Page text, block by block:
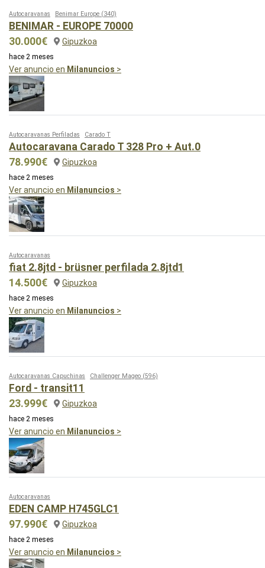
Autocaravanas Benimar Europe (340)
BENIMAR - EUROPE 70000
30.000€
Gipuzkoa
hace 2 meses
Ver anuncio en Milanuncios >
Autocaravanas Perfiladas Carado T
Autocaravana Carado T 328 Pro + Aut.0
78.990€
Gipuzkoa
hace 2 meses
Ver anuncio en Milanuncios >
Autocaravanas
fiat 2.8jtd - brüsner perfilada 2.8jtd1
14.500€
Gipuzkoa
hace 2 meses
Ver anuncio en Milanuncios >
Autocaravanas Capuchinas Challenger Mageo (596)
Ford - transit11
23.999€
Gipuzkoa
hace 2 meses
Ver anuncio en Milanuncios >
Autocaravanas
EDEN CAMP H745GLC1
97.990€
Gipuzkoa
hace 2 meses
Ver anuncio en Milanuncios >